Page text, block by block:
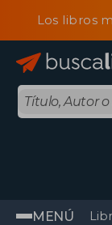
Los libros
MENÚ